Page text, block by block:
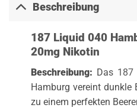
Beschreibung
187 Liquid 040
20mg Nikotin
Beschreibung: Das 187
Hamburg vereint dunkle
zu einem perfekten